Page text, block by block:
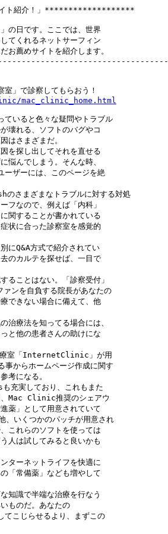
イト紹介！」*******************
の日です。ここでは、世界
てくれるネットサーフィン
お薦めサイトを紹介します。
mac_clinic_home.html
いると色々な疑問やトラブル
壊れる、ソフトのバグやコ
はさまざまだ。
を探し出してそれを直せる
悩んでしまう。そんな時、
ザーには、このページを絶
まざまなトラブルに対する対処
フなので、例えば「内科」
関することが書かれている
状に合った診察室を感覚的
にQ&A方式で紹介されてい
のカルテを探せば、一目で
ることはない。「診察受付」
ンを自負する院長があなたの
できない場合に備えて、他
治療法を知ってる場合には、
と他の患者さんの助けにな
治療室「InternetClinic」が用
からホームページ作成に関す
考になる。
充実しており、これもまた
、Mac Clinic推奨のシェアウ
薬」として用意されていて
いくつかのパッチが用意され
これらのソフトを使っては
人は試してみると良いかも
ターネットライフを快適に
「常備薬」なども増やして
知識で半端な治療を行なう
ものだ。あなたの
こじらせるより、まずこの